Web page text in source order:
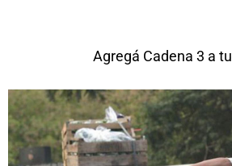
Agregá Cadena 3 a